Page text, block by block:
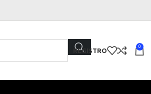
REGISTRO
0